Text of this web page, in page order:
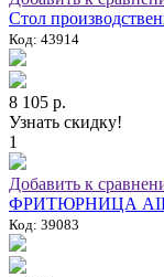
Стол
Код: 43914
8 105 р.
Узнать скидку!
1
Добавить к
ФРИТЮРНИЦА
Код: 39083